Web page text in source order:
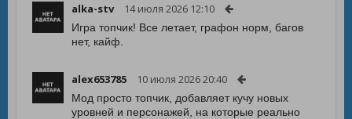
alka-stv 14 июля 2026 12:10
Игра топчик! Все летает, графон норм, багов
нет, кайф.
alex653785 10 июля 2026 20:40
Мод просто топчик, добавляет кучу новых
уровней и персонажей, на которые реально